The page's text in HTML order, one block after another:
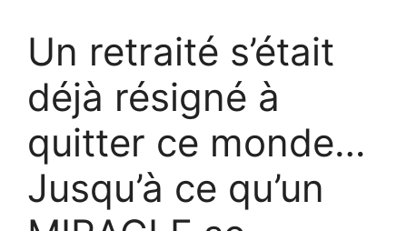
Un retraité s’était
déjà résigné à
quitter ce monde…
Jusqu’à ce qu’un